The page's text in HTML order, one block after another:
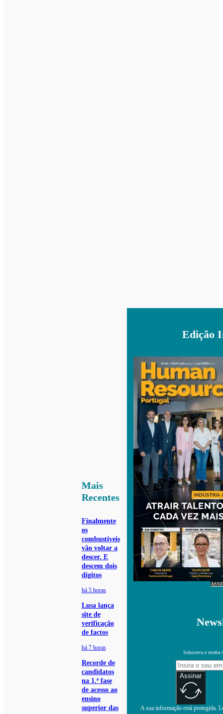
Mais
Recentes
Finalmente
os
combustíveis
vão voltar a
descer. E
descem dois
dígitos
há 5 horas
Lusa lança
site de
verificação
de factos
há 7 horas
Recorde de
candidatos
na 1.ª fase
de acesso ao
ensino
superior das
Edição
Subscreva e receba
Assinar
A sua informação está protegida.